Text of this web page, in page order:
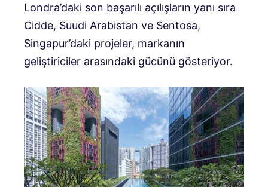
Londra’daki son başarılı açılışların yanı sıra
Cidde, Suudi Arabistan ve Sentosa,
Singapur’daki projeler, markanın
geliştiriciler arasındaki gücünü gösteriyor.